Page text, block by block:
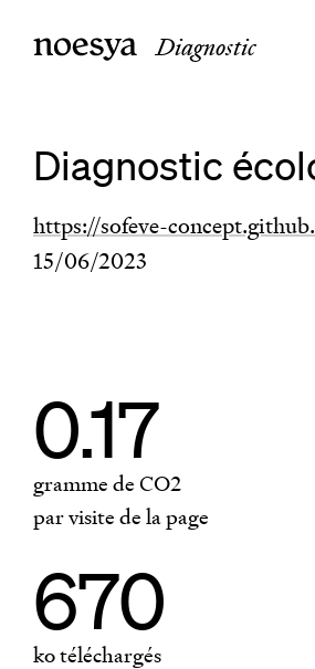
Diagnostic
Diagnostic
https://sofeve-
15/06/2023
0.17
gramme de CO2
par visite de la page
670
ko téléchargés